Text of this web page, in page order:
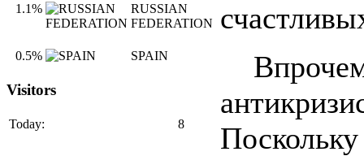
1.1%
RUSSIAN
FEDERATION
0.5% SPAIN
Visitors
Today: 8